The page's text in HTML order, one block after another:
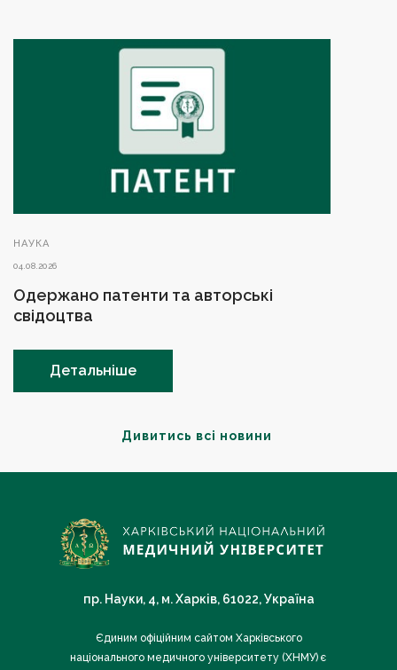
Дивитись всі новини
НАУКА
04.08.2026
Одержано патенти та авторські
свідоцтва
Детальніше
пр. Науки, 4, м. Харків, 61022, Україна
Єдиним офіційним сайтом Харківського
національного медичного університету (ХНМУ) є